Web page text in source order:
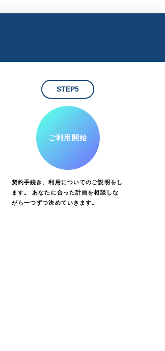
STEP5
ご利用開始
契約手続き、利用についてのご説明をし
ます。 あなたに合った計画を相談しな
がら一つずつ決めていきます。